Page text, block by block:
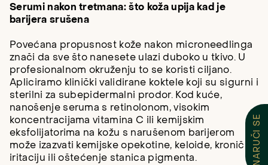
Serumi nakon tretmana: što koža upija kad je
barijera srušena
Povećana propusnost kože nakon microneedlinga
znači da sve što nanesete ulazi duboko u tkivo. U
profesionalnom okruženju to se koristi ciljano.
Apliciramo klinički validirane koktele koji su sigurni i
sterilni za subepidermalni prodor. Kod kuće,
nanošenje seruma s retinolonom, visokim
koncentracijama vitamina C ili kemijskim
eksfolijatorima na kožu s narušenom barijerom
može izazvati kemijske opekotine, keloide, kroničnu
iritaciju ili oštećenje stanica pigmenta.
NARUČI SE